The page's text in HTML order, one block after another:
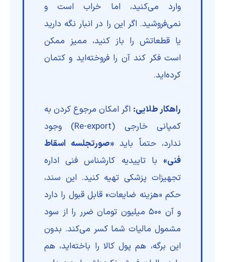
وارد می‌کنید، اما خراب است و
نمی‌فروشید. اگر این را در انبار نگه دارید
یا قطعاتش را باز کنید، ممیز ممکن
است فکر کند آن را فروخته‌اید و کتمان
کرده‌اید.
راهکار طلایی: اگر امکان مرجوع کردن به
کمپانی خارجی (Re-export) وجود
ندارد، حتماً باید«صورتجلسه اسقاط
فنی» با تاییدیه کارشناس فنی اداره
تجهیزات پزشکی تهیه کنید. این سند،
حکم «هزینه ضایعات» قابل قبول را دارد
و آن ۵۰۰ میلیون تومان ضرر را از سود
مشمول مالیات شما کسر می‌کند. بدون
این برگه، هم پول کالا را باخته‌اید، هم